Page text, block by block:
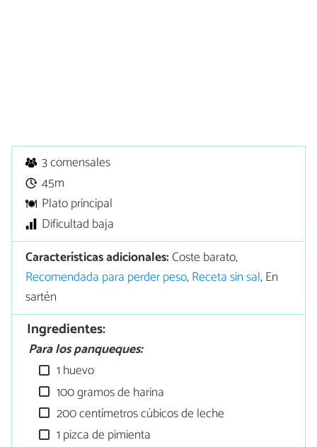
3 comensales
45m
Plato principal
Dificultad baja
Características adicionales:Coste barato,
Recomendada para perder peso,Receta sin sal, En
sartén
Ingredientes:
Para los panqueques:
1 huevo
100 gramos de harina
200 centímetros cúbicos de leche
1 pizca de pimienta